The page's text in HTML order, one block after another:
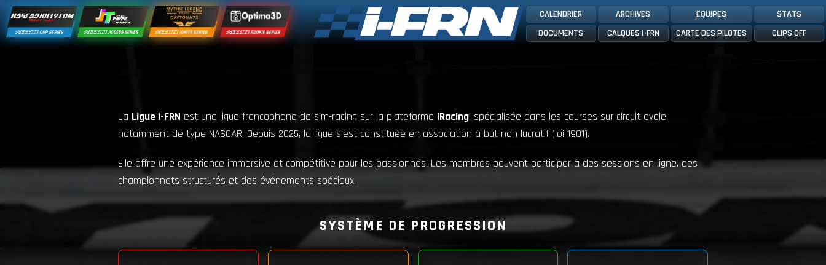
CALENDRIER ARCHIVES EQUIPES
STATS
DOCUMENTS
CALQUES I-FRN CARTE DES PILOTES CLIPS OFF
La Ligue i-FRN est une ligue francophone de sim-racing sur la plateforme iRacing, spécialisée dans les courses sur circuit ovale,
notamment de type NASCAR. Depuis 2025, la ligue s'est constituée en association à but non lucratif (loi 1901).
Elle offre une expérience immersive et compétitive pour les passionnés. Les membres peuvent participer à des sessions en ligne, des
championnats structurés et des événements spéciaux.
SYSTÈME DE PROGRESSION